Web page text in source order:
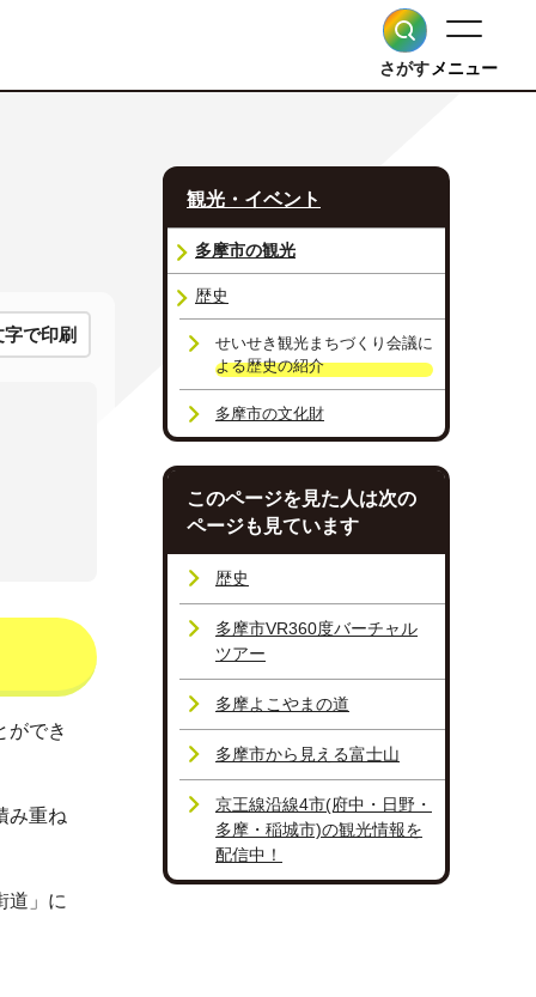
さがすメニュー
で印刷
ができ
み重ね
道」に
観光・イベント
多摩市の観光
歴史
せいせき観光まちづくり会議に
よる歴史の紹介
多摩市の文化財
このページを見た人は次の
ページも見ています
歴史
多摩市VR360度バーチャル
ツアー
多摩よこやまの道
多摩市から見える富士山
京王線沿線4市(府中・日野・
多摩・稲城市)の観光情報を
配信中！